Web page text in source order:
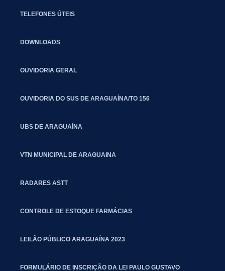
TELEFONES ÚTEIS
DOWNLOADS
OUVIDORIA GERAL
OUVIDORIA DO SUS DE ARAGUAÍNA/TO 156
UBS DE ARAGUAÍNA
VTN MUNICIPAL DE ARAGUAINA
RADARES ASTT
CONTROLE DE ESTOQUE FARMÁCIAS
LEILÃO PÚBLICO ARAGUAÍNA 2023
FORMULÁRIO DE INSCRIÇÃO DA LEI PAULO GUSTAVO